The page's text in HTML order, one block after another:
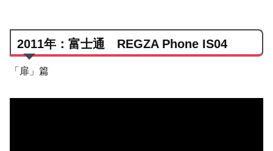
2011年：富士通 REGZA Phone IS04
「扉」篇